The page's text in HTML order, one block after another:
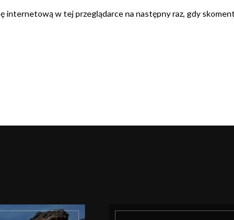
internetową w tej przeglądarce na następny raz, gdy